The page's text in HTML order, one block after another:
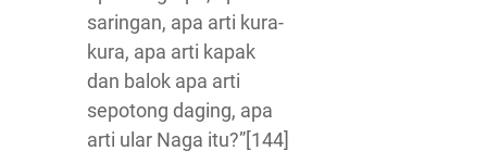
saringan, apa arti kura-
kura, apa arti kapak
dan balok apa arti
sepotong daging, apa
arti ular Naga itu?”[144]